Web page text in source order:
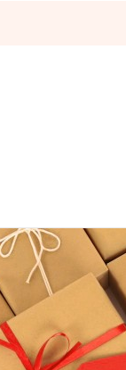
среды